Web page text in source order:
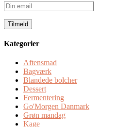
Din
email
Kategorier
Aftensmad
Bagværk
Blandede bolcher
Dessert
Fermentering
Go'Morgen Danmark
Grøn mandag
Kage